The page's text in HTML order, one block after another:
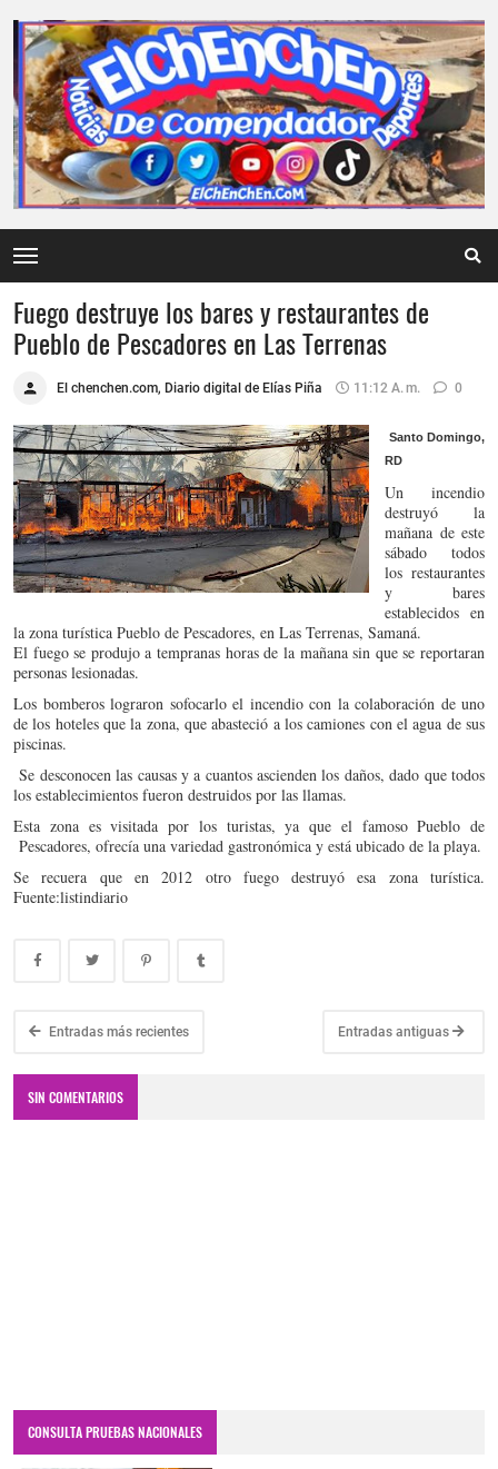
Fuego destruye los bares y restaurantes de
Pueblo de Pescadores en Las Terrenas
El chenchen.com, Diario digital de Elías Piña 11:12 A. M. 0
Santo Domingo,
RD
Un incendio
destruyó la
mañana de este
sábado todos
los restaurantes
y bares
establecidos en
la zona turística Pueblo de Pescadores, en Las Terrenas, Samaná.
El fuego se produjo a tempranas horas de la mañana sin que se reportaran
personas lesionadas.
Los bomberos lograron sofocarlo el incendio con la colaboración de uno
de los hoteles que la zona, que abasteció a los camiones con el agua de sus
piscinas.
Se desconocen las causas y a cuantos ascienden los daños, dado que todos
los establecimientos fueron destruidos por las llamas.
Esta zona es visitada por los turistas, ya que el famoso Pueblo de
Pescadores, ofrecía una variedad gastronómica y está ubicado de la playa.
Se recuera que en 2012 otro fuego destruyó esa zona turística.
Fuente:listindiario
Entradas más recientes Entradas antiguas
SIN COMENTARIOS
CONSULTA PRUEBAS NACIONALES